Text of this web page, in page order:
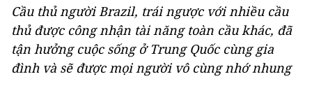
Cầu thủ người Brazil, trái ngược với nhiều cầu
thủ được công nhận tài năng toàn cầu khác, đã
tận hưởng cuộc sống ở Trung Quốc cùng gia
đình và sẽ được mọi người vô cùng nhớ nhung